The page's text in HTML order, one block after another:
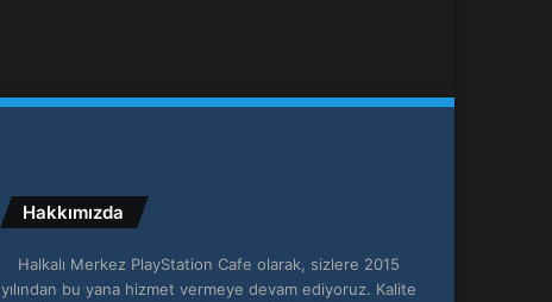
Hakkımızda
Halkalı Merkez PlayStation Cafe olarak, sizlere 2015
yılından bu yana hizmet vermeye devam ediyoruz. Kalite